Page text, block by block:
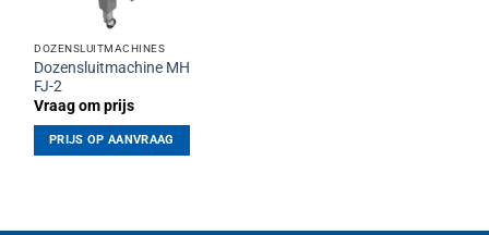
DOZENSLUITMACHINES
Dozensluitmachine MH
FJ-2
Vraag om prijs
PRIJS OP AANVRAAG